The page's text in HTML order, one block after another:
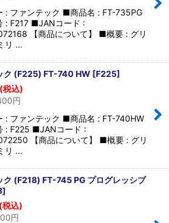
: ファンテック ■商品名 : FT-735PG
: F217 ■JANコード :
【商品について】 ■概要 : グリ
リ …
ク (F225) FT-740 HW [F225]
(税込)
円
: ファンテック ■商品名 : FT-740HW
: F225 ■JANコード :
【商品について】 ■概要 : グリ
リ …
ク (F218) FT-745 PG プログレッシブ
]
(税込)
円